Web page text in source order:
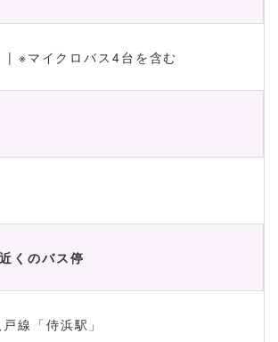
| ※マイクロバス4台を含む
くのバス停
線「侍浜駅」